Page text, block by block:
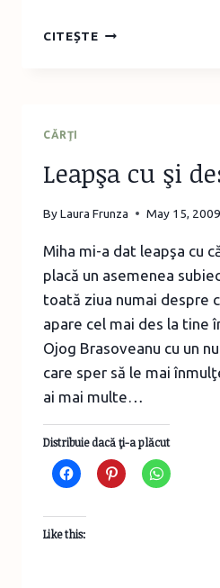
CITEȘTELUNĂ
CĂRŢI
Leapşa cu şi
ByLaura Frunza May 15, 2009
Miha mi-a dat leapşa cu
placă un asemenea
toată ziua numai despre
apare cel mai des la tine
Ojog Brasoveanu cu un
care sper să le mai
ai mai multe…
Distribuie dacă ţi-a plăcut
Like this: